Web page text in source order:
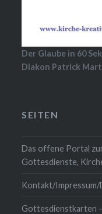
Der Glaube in 60
Diakon Patrick
SEITEN
Das offene Portal
Gottesdienste,
Kontakt/
Gottesdienstkarten